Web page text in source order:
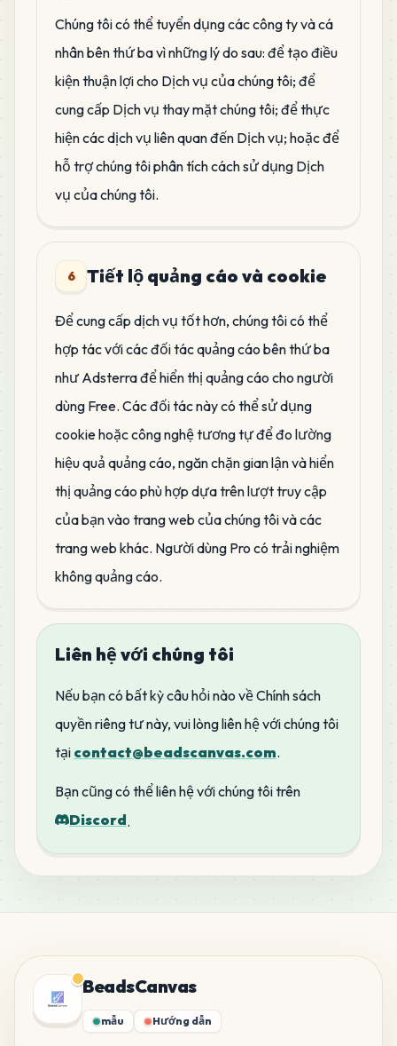
Chúng tôi có thể tuyển dụng các công ty và cá
nhân bên thứ ba vì những lý do sau: để tạo điều
kiện thuận lợi cho Dịch vụ của chúng tôi; để
cung cấp Dịch vụ thay mặt chúng tôi; để thực
hiện các dịch vụ liên quan đến Dịch vụ; hoặc để
hỗ trợ chúng tôi phân tích cách sử dụng Dịch
vụ của chúng tôi.
6 Tiết lộ quảng cáo và cookie
Để cung cấp dịch vụ tốt hơn, chúng tôi có thể
hợp tác với các đối tác quảng cáo bên thứ ba
như Adsterra để hiển thị quảng cáo cho người
dùng Free. Các đối tác này có thể sử dụng
cookie hoặc công nghệ tương tự để đo lường
hiệu quả quảng cáo, ngăn chặn gian lận và hiển
thị quảng cáo phù hợp dựa trên lượt truy cập
của bạn vào trang web của chúng tôi và các
trang web khác. Người dùng Pro có trải nghiệm
không quảng cáo.
Liên hệ với chúng tôi
Nếu bạn có bất kỳ câu hỏi nào về Chính sách
quyền riêng tư này, vui lòng liên hệ với chúng tôi
tại contact@beadscanvas.com.
Bạn cũng có thể liên hệ với chúng tôi trên
Discord.
BeadsCanvas
mẫu Hướng dẫn